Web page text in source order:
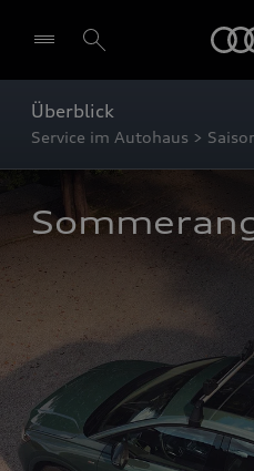
Überblick
Service im Autohaus >